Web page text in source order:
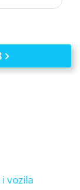
vozila